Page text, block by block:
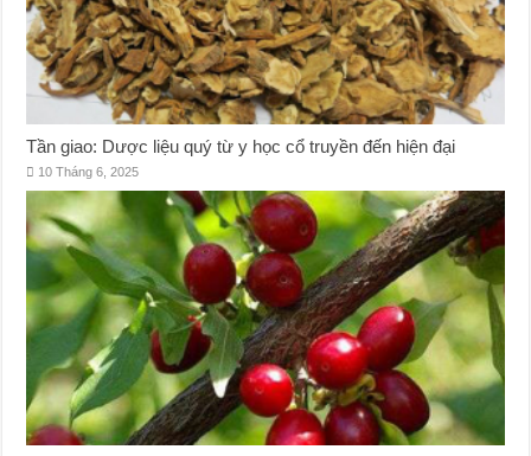
Tần giao: Dược liệu quý từ y học cổ truyền đến hiện đại
10 Tháng 6, 2025